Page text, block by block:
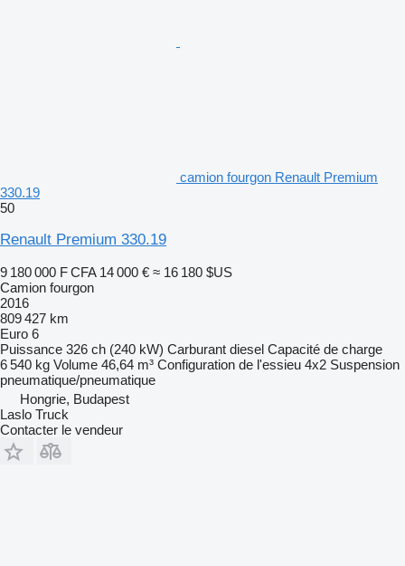
camion fourgon Renault Premium
330.19
50
Renault Premium 330.19
9 180 000 F CFA 14 000 € ≈ 16 180 $US
Camion fourgon
2016
809 427 km
Euro 6
Puissance 326 ch (240 kW) Carburant diesel Capacité de charge
6 540 kg Volume 46,64 m³ Configuration de l'essieu 4x2 Suspension
pneumatique/pneumatique
Hongrie, Budapest
Laslo Truck
Contacter le vendeur